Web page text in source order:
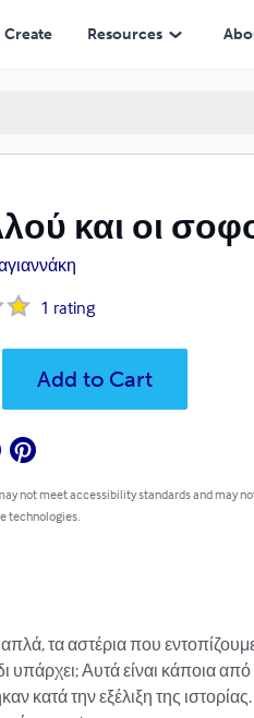
Create Resources
και οι
1 rating
Add to Cart
not meet accessibility standards and may
technologies.
τα αστέρια που
υπάρχει; Αυτά είναι κάποια
κατά την εξέλιξη της